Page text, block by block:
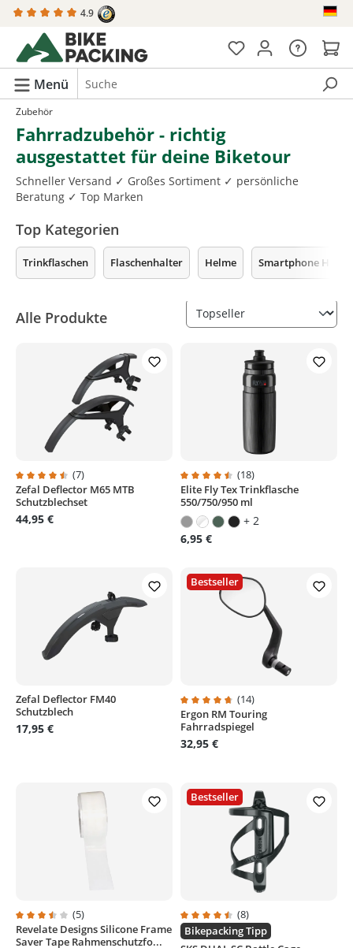
springen 4.9
Menü
Zubehör
Fahrradzubehör - richtig
ausgestattet für deine Biketour
Schneller Versand ✓ Großes Sortiment ✓ persönliche
Beratung ✓ Top Marken
Top Kategorien
Trinkflaschen Flaschenhalter Helme Smartphone
Alle Produkte
Durchschnittliche Bewertung von 4.5 von 5 Sternen
(7)
Zefal Deflector M65 MTB
Schutzblechset
44,95 €
Durchschnittliche Bewertung
(18)
Elite Fly Tex Trinkflasche
550/750/950 ml
+ 2
6,95 €
Zefal Deflector FM40
Schutzblech
17,95 €
Durchschnittliche Bewertung
(14)
Bestseller
Ergon RM Touring
Fahrradspiegel
32,95 €
Durchschnittliche Bewertung von 3.6 von 5 Sternen
(5)
Revelate Designs Silicone Frame
Saver Tape Rahmenschutzfo...
Durchschnittliche Bewertung
(8)
Bikepacking Tipp
Bestseller